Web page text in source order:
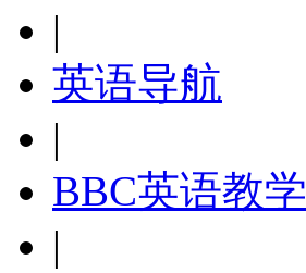
|
英语导航
|
BBC英语教学
|